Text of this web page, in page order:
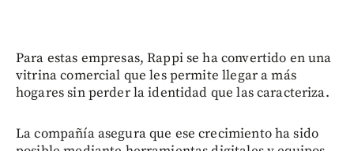
Para estas empresas, Rappi se ha convertido en una
vitrina comercial que les permite llegar a más
hogares sin perder la identidad que las caracteriza.
La compañía asegura que ese crecimiento ha sido